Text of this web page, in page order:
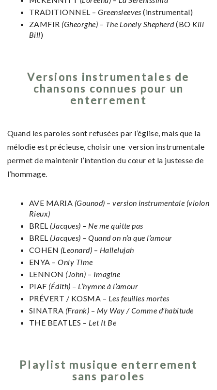
TRADITIONNEL –Greensleeves (instrumental)
ZAMFIR (Gheorghe) – The Lonely Shepherd(BO Kill
Bill)
Versions instrumentales de
chansons connues pour un
enterrement
Quand les paroles sont refusées par l’église, mais que la
mélodie est précieuse, choisir une version instrumentale
permet de maintenir l’intention du cœur et la justesse de
l’hommage.
AVE MARIA (Gounod) –version instrumentale (violon
Rieux)
BREL (Jacques) – Ne me quitte pas
BREL (Jacques) –Quand on n’a que l’amour
COHEN (Leonard) – Hallelujah
ENYA –Only Time
LENNON (John) – Imagine
PIAF (Édith) – L’hymne à l’amour
PRÉVERT / KOSMA – Les feuilles mortes
SINATRA (Frank) – My Way / Comme d’habitude
THE BEATLES – Let It Be
Playlist musique enterrement
sans paroles